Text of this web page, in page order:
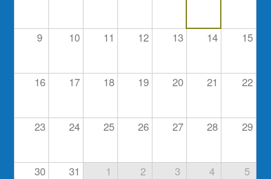
9 10 11 12 13 14 15
16 17 18 19 20 21 22
23 24 25 26 27 28 29
30 31 1 2 3 4 5